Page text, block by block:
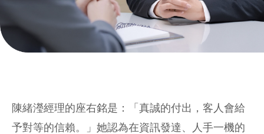
陳緒瀅經理的座右銘是：「真誠的付出，客人會給
予對等的信賴。」她認為在資訊發達、人手一機的